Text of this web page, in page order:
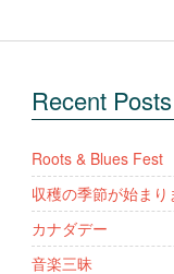
Recent Posts
Roots & Blues Fest
収穫の季節が始まり
カナダデー
音楽三昧